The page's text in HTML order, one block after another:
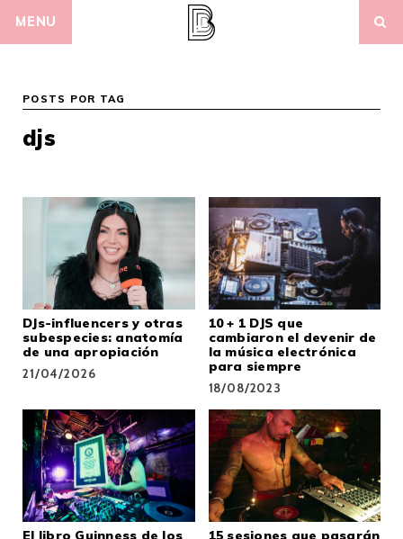
MENU
POSTS POR TAG
djs
DJs-influencers y otras
subespecies: anatomía
de una apropiación
21/04/2026
10 + 1 DJS que
cambiaron el devenir de
la música electrónica
para siempre
18/08/2023
El libro Guinness de los
15 sesiones que pasarán